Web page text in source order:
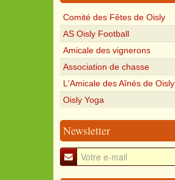
Comité des Fêtes de Oisly
AS Oisly Football
Amicale des vignerons
Association de chasse
L'Amicale des Aînés de Oisly
Oisly Yoga
Newsletter